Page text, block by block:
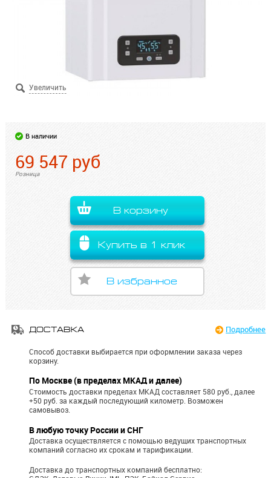
В наличии
69 547 руб
Розница
В корзину
Купить в 1 клик
В избранное
ДОСТАВКА Подробнее
Способ доставки выбирается при оформлении заказа через
корзину.
По Москве (в пределах МКАД и далее)
Стоимость доставки пределах МКАД составляет 580 руб., далее
+50 руб. за каждый последующий километр. Возможен
самовывоз.
В любую точку России и СНГ
Доставка осуществляется с помощью ведущих транспортных
компаний согласно их срокам и тарификации.
Доставка до транспортных компаний бесплатно: